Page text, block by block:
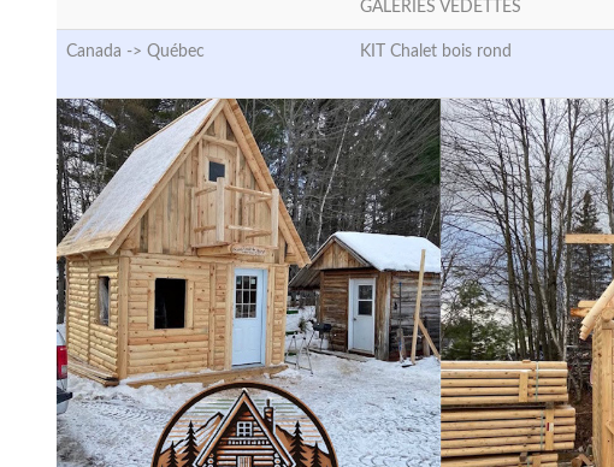
GALERIES VEDETTES
Canada -> Québec KIT Chalet bois rond